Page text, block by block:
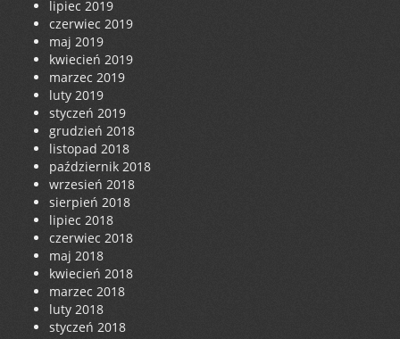
lipiec 2019
czerwiec 2019
maj 2019
kwiecień 2019
marzec 2019
luty 2019
styczeń 2019
grudzień 2018
listopad 2018
październik 2018
wrzesień 2018
sierpień 2018
lipiec 2018
czerwiec 2018
maj 2018
kwiecień 2018
marzec 2018
luty 2018
styczeń 2018